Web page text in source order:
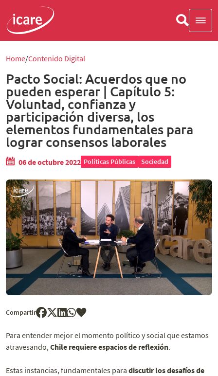
Home Contenido Digital
Pacto Social: Acuerdos que no
pueden esperar | Capítulo 5:
Voluntad, confianza y
participación diversa, los
elementos fundamentales para
lograr consensos laborales
06 de octubre 2022 Políticas Públicas Sociedad
Compartir
Para entender mejor el momento político y social que estamos
atravesando,Chile requiere espacios de reflexión.
Estas instancias, fundamentales para discutir los desafíos de